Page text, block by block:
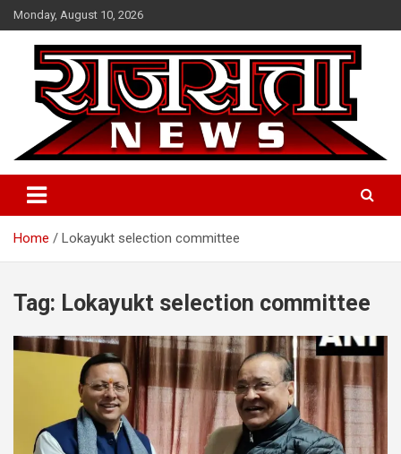
Skip
to
content
Monday, August 10, 2026
Raj Satta News
Home Lokayukt selection committee
Tag: Lokayukt selection committee